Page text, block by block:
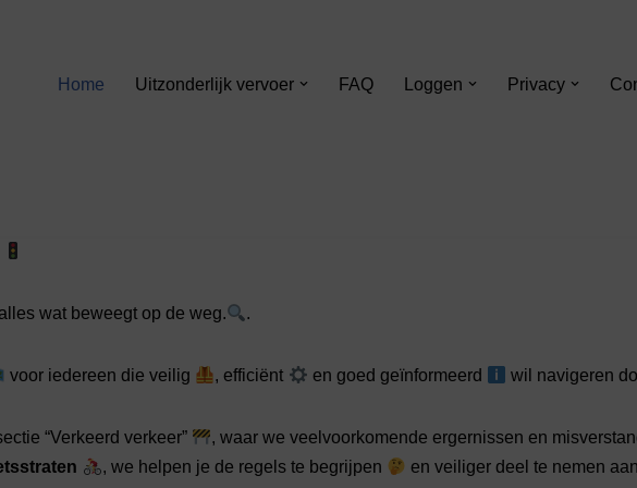
Home Uitzonderlijk vervoer FAQ Loggen Privacy
wat beweegt op de weg. .
voor iedereen die veilig , efficiënt en goed geïnformeerd wil navigeren
“Verkeerd verkeer” , waar we veelvoorkomende ergernissen en
, we helpen je de regels te begrijpen en veiliger deel te nemen